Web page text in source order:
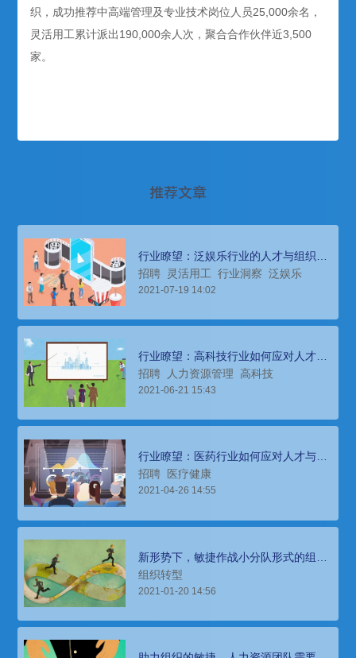
织，成功推荐中高端管理及专业技术岗位人员25,000余名，
灵活用工累计派出190,000余人次，聚合合作伙伴近3,500
家。
推荐文章
行业瞭望：泛娱乐行业的人才与组织生
态，唯有进化拥抱变化（上）
招聘 灵活用工 行业洞察 泛娱乐
2021-07-19 14:02
行业瞭望：高科技行业如何应对人才与
组织发展挑战
招聘 人力资源管理 高科技
2021-06-21 15:43
行业瞭望：医药行业如何应对人才与组
织发展的挑战
招聘 医疗健康
2021-04-26 14:55
新形势下，敏捷作战小分队形式的组织
实践（上）
组织转型
2021-01-20 14:56